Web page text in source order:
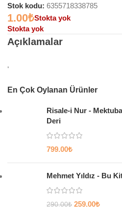
Stok kodu: 6355718338785
1.00₺Stokta yok
Stokta yok
Açıklamalar
‘
En Çok Oylanan Ürünler
Risale-i Nur -
Deri
799.00₺
Mehmet Yıldız - Bu
290.00₺ 259.00₺